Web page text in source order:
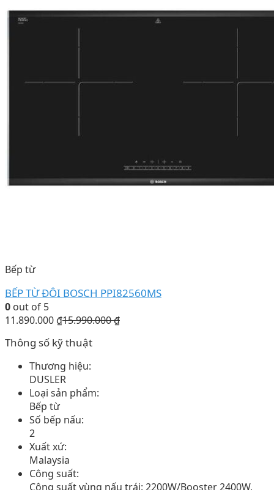
Bếp từ
BẾP TỪ ĐÔI BOSCH PPI82560MS
0 out of 5
11.890.000 ₫15.990.000₫
Thông số kỹ thuật
Thương hiệu:
DUSLER
Loại sản phẩm:
Bếp từ
Số bếp nấu:
2
Xuất xứ:
Malaysia
Công suất:
Công suất vùng nấu trái: 2200W/Booster 2400W,